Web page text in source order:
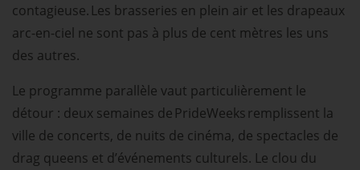
contagieuse. Les brasseries en plein air et les drapeaux
arc-en-ciel ne sont pas à plus de cent mètres les uns
des autres.
Le programme parallèle vaut particulièrement le
détour : deux semaines de PrideWeeks remplissent la
ville de concerts, de nuits de cinéma, de spectacles de
drag queens et d’événements culturels. Le clou du